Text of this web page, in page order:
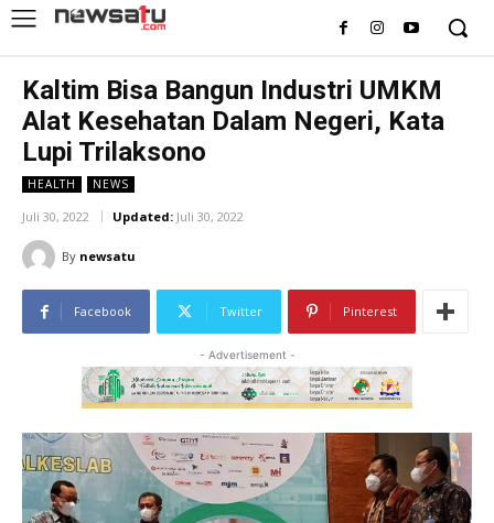
Kaltim Bisa Bangun Industri UMKM
Alat Kesehatan Dalam Negeri, Kata
Lupi Trilaksono
HEALTH NEWS
Juli 30, 2022 Updated: Juli 30, 2022
By newsatu
Facebook Twitter Pinterest
- Advertisement -